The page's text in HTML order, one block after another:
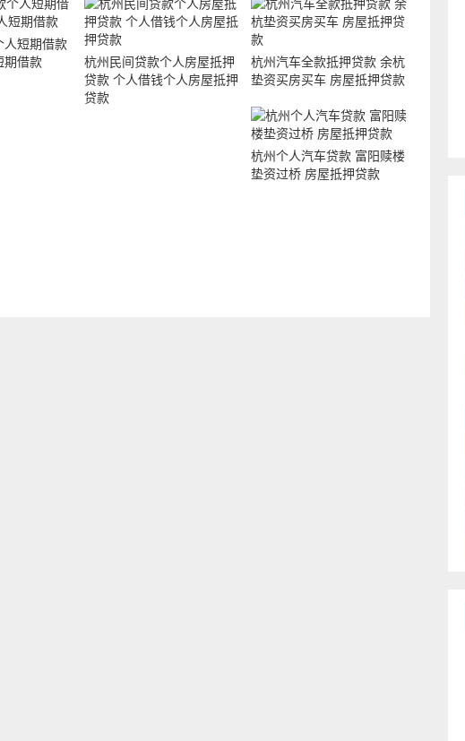
人短期借款
期借款
杭州民间贷款个人房屋抵押
贷款 个人借钱个人房屋抵押
贷款
杭州汽车全款抵押贷款 余杭
垫资买房买车 房屋抵押贷款
杭州个人汽车贷款 富阳赎楼
垫资过桥 房屋抵押贷款